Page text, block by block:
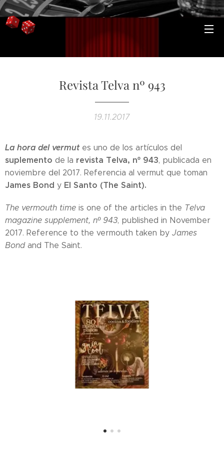
Revista Telva nº 943
19.11.2017
La hora del vermutes uno de los artículos del
suplemento de la revista Telva, nº 943, publicada en
noviembre del 2017. Referencia al vermut que toman
James Bond y El Santo (The Saint).
The vermouth time is one of the articles in the Telva
magazine supplement, nº 943, published in November
2017. Reference to the vermouth taken by James
Bondand The Saint.